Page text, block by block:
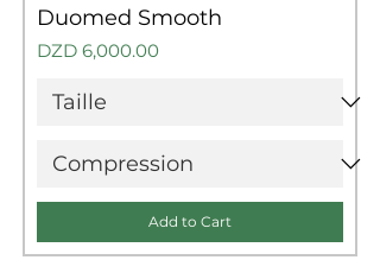
Duomed Smooth
Price
DZD 6,000.00
Add to Cart